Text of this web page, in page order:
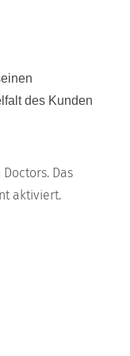
des Kunden
Das
aktiviert.